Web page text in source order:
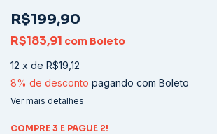
R$199,90
R$183,91 com Boleto
12 x de R$19,12
8% de desconto pagando com Boleto
Ver mais detalhes
COMPRE 3 E PAGUE 2!